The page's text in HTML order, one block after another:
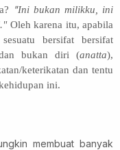
"Ini bukan milikku, ini
Oleh karena itu, apabila
bersifat bersifat
bukan diri (anatta),
keterikatan dan tentu
ini.
membuat banyak